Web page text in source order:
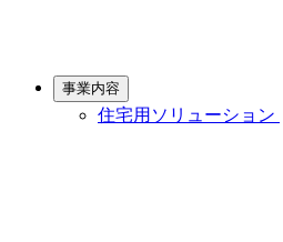
事業内容
住宅用ソリューション